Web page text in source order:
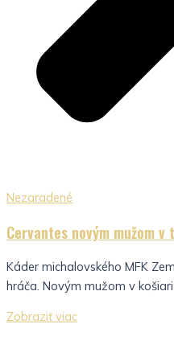
Nezaradené
Cervantes novým mužom v
Káder michalovského MFK
hráča. Novým mužom v
Zobraziť viac